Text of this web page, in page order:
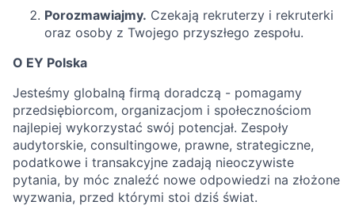
Porozmawiajmy. Czekają rekruterzy i rekruterki
oraz osoby z Twojego przyszłego zespołu.
O EY Polska
Jesteśmy globalną firmą doradczą - pomagamy
przedsiębiorcom, organizacjom i społecznościom
najlepiej wykorzystać swój potencjał. Zespoły
audytorskie, consultingowe, prawne, strategiczne,
podatkowe i transakcyjne zadają nieoczywiste
pytania, by móc znaleźć nowe odpowiedzi na złożone
wyzwania, przed którymi stoi dziś świat.